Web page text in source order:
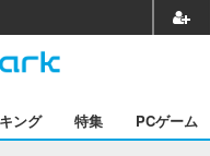
ング 特集 PCゲーム